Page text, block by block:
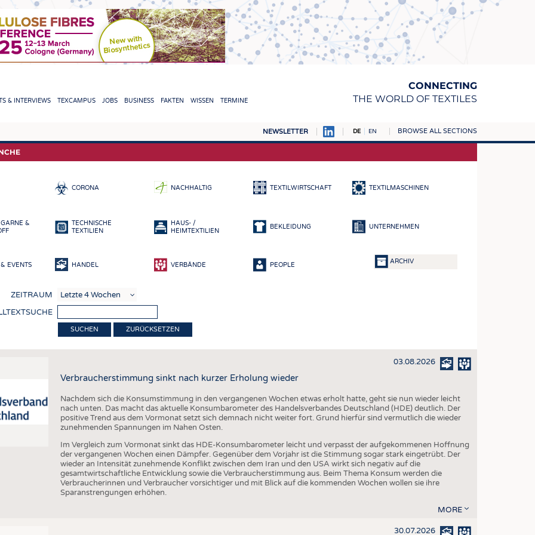
CONNECTING
THE WORLD OF TEXTILES
& INTERVIEWS TEXCAMPUS JOBS BUSINESS FAKTEN WISSEN TERMINE
NEWSLETTER DE EN BROWSE ALL SECTIONS
TEXTILE LEADERSHIP FASERN
GEWEBE
VLIESSTOFFE
NACHHALTIGKEIT
KREISLAUFWIRTSCHAFT
TECHNISCHE TEXTILIEN
SMART TEXTILES
MEDIZIN
HAUS- UND HEIMTEXTILIEN
CORONA NACHHALTIG TEXTILWIRTSCHAFT TEXTILMASCHINEN
&
TECHNISCHE
TEXTILIEN
HAUS- /
HEIMTEXTILIEN
BEKLEIDUNG UNTERNEHMEN
EVENTS HANDEL VERBÄNDE PEOPLE ARCHIV
ZEITRAUM
ZURÜCKSETZEN
03.08.2026
Verbraucherstimmung sinkt nach kurzer Erholung wieder
Nachdem sich die Konsumstimmung in den vergangenen Wochen etwas erholt hatte, geht sie nun wieder leicht
nach unten. Das macht das aktuelle Konsumbarometer des Handelsverbandes Deutschland (HDE) deutlich. Der
positive Trend aus dem Vormonat setzt sich demnach nicht weiter fort. Grund hierfür sind vermutlich die wieder
zunehmenden Spannungen im Nahen Osten.
Im Vergleich zum Vormonat sinkt das HDE-Konsumbarometer leicht und verpasst der aufgekommenen Hoffnung
der vergangenen Wochen einen Dämpfer. Gegenüber dem Vorjahr ist die Stimmung sogar stark eingetrübt. Der
wieder an Intensität zunehmende Konflikt zwischen dem Iran und den USA wirkt sich negativ auf die
gesamtwirtschaftliche Entwicklung sowie die Verbraucherstimmung aus. Beim Thema Konsum werden die
Verbraucherinnen und Verbraucher vorsichtiger und mit Blick auf die kommenden Wochen wollen sie ihre
Sparanstrengungen erhöhen.
MORE
30.07.2026